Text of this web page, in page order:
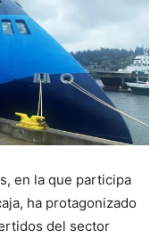
en la que participa
ha protagonizado
del sector